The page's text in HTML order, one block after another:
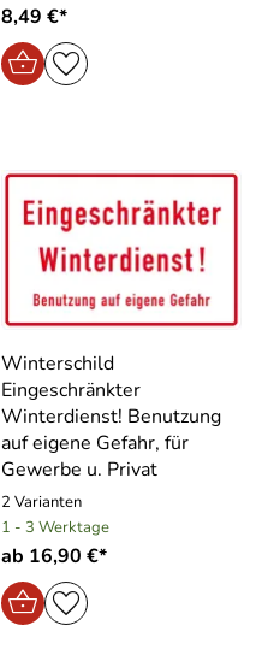
8,49 €*
Winterschild
Eingeschränkter
Winterdienst! Benutzung
auf eigene Gefahr, für
Gewerbe u. Privat
2 Varianten
1 - 3 Werktage
ab 16,90 €*